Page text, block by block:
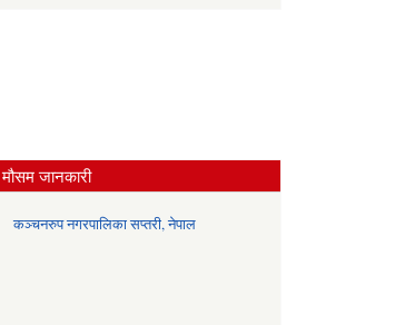
मौसम जानकारी
कञ्चनरुप नगरपालिका सप्तरी, नेपाल